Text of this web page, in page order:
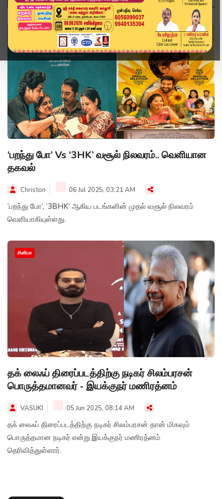
‘பறந்து போ’ Vs ‘3HK’ வசூல் நிலவரம்.. வெளியான
தகவல்
Christon 06 Jul 2025, 03:21 AM
‘பறந்து போ’, ‘3BHK’ ஆகிய படங்களின் முதல் வசூல் நிலவரம்
வெளியாகியுள்ளது.
சினிமா
தக் லைஃப் திரைப்படத்திற்கு நடிகர் சிலம்பரசன்
பொருத்தமானவர் - இயக்குநர் மணிரத்னம்
VASUKI 05 Jun 2025, 08:14 AM
தக் லைஃப் திரைப்படத்திற்கு நடிகர் சிலம்பரசன் தான் மிகவும்
பொருத்தமான நடிகர் என்று இயக்குநர் மணிரத்னம்
தெரிவித்துள்ளார்.